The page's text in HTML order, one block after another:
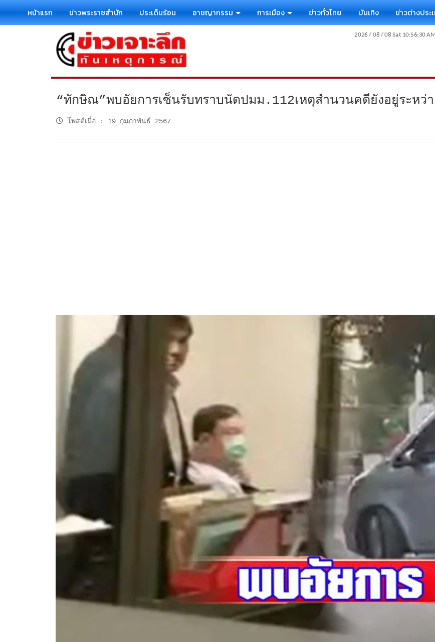
หน้าแรก ข่าวพระราชสำนัก ประเด็นร้อน อาชญากรรม การเมือง ข่าวทั่วไทย บันเทิง ข่าวต่างประ
“ทักษิณ”พบอัยการเซ็นรับทราบนัดปมม.112เหตุสำนวนคดียังอยู่ระหว่
โพสต์เมื่อ : 19 กุมภาพันธ์ 2567